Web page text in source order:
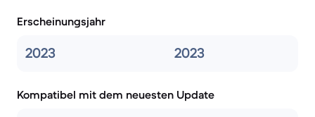
Erscheinungsjahr
2023 2023
Kompatibel mit dem neuesten Update